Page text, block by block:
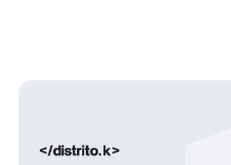
modular
Distrito